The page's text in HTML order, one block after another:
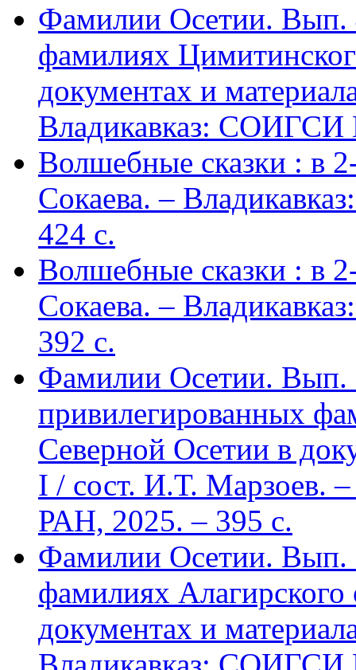
Фамилии Осетии. Вып.
фамилиях
документах и
Владикавказ:
Волшебные сказки : в
Сокаева. –
424 c.
Волшебные сказки : в
Сокаева. –
392 c.
Фамилии Осетии. Вып.
привилегированных
Северной Осетии в
I / сост. И.Т. Марзоев.
РАН, 2025. – 395 с.
Фамилии Осетии. Вып.
фамилиях
документах и